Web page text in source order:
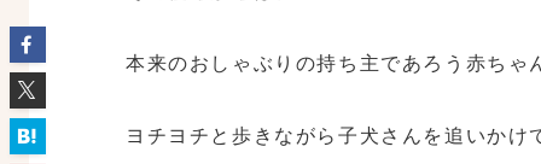
本来のおしゃぶりの持ち主であろう赤ちゃ
ヨチヨチと歩きながら子犬さんを追いかけ